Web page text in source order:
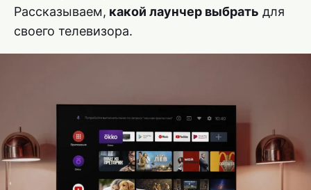
Рассказываем, какой лаунчер выбрать для
своего телевизора.